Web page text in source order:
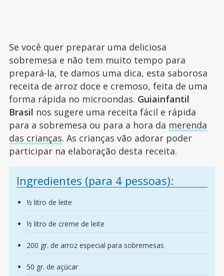
Se você quer preparar uma deliciosa
sobremesa e não tem muito tempo para
prepará-la, te damos uma dica, esta saborosa
receita de arroz doce e cremoso, feita de uma
forma rápida no microondas. Guiainfantil
Brasil nos sugere uma receita fácil e rápida
para a sobremesa ou para a hora da merenda
das crianças. As crianças vão adorar poder
participar na elaboração desta receita.
Ingredientes (para 4 pessoas):
½ litro de leite
½ litro de creme de leite
200 gr. de arroz especial para sobremesas
50 gr. de açúcar